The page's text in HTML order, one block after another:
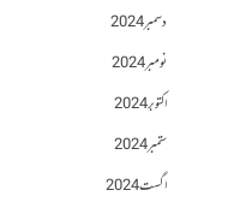
دسمبر 2024
نومبر 2024
اکتوبر 2024
ستمبر 2024
اگست 2024